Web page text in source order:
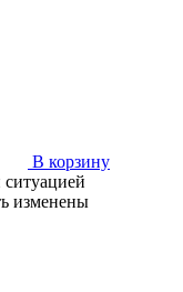
В корзину
изменены